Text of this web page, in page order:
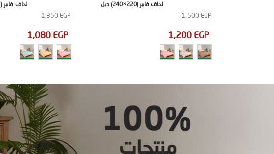
لحاف فايبر (220×240) دبل
1,500EGP
1,200 EGP
لحاف فايبر (180×230) سنجل
1,350EGP
1,080 EGP